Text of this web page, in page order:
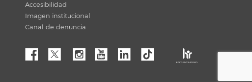
Accesibilidad
Imagen institucional
Canal de denuncia